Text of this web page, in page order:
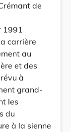
de
1991
carrière
au
et des
à
grand-
les
du
à la sienne